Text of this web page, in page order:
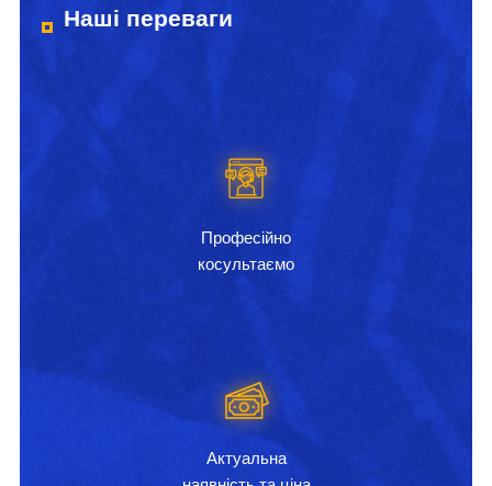
Наші переваги
Професійно
косультаємо
Актуальна